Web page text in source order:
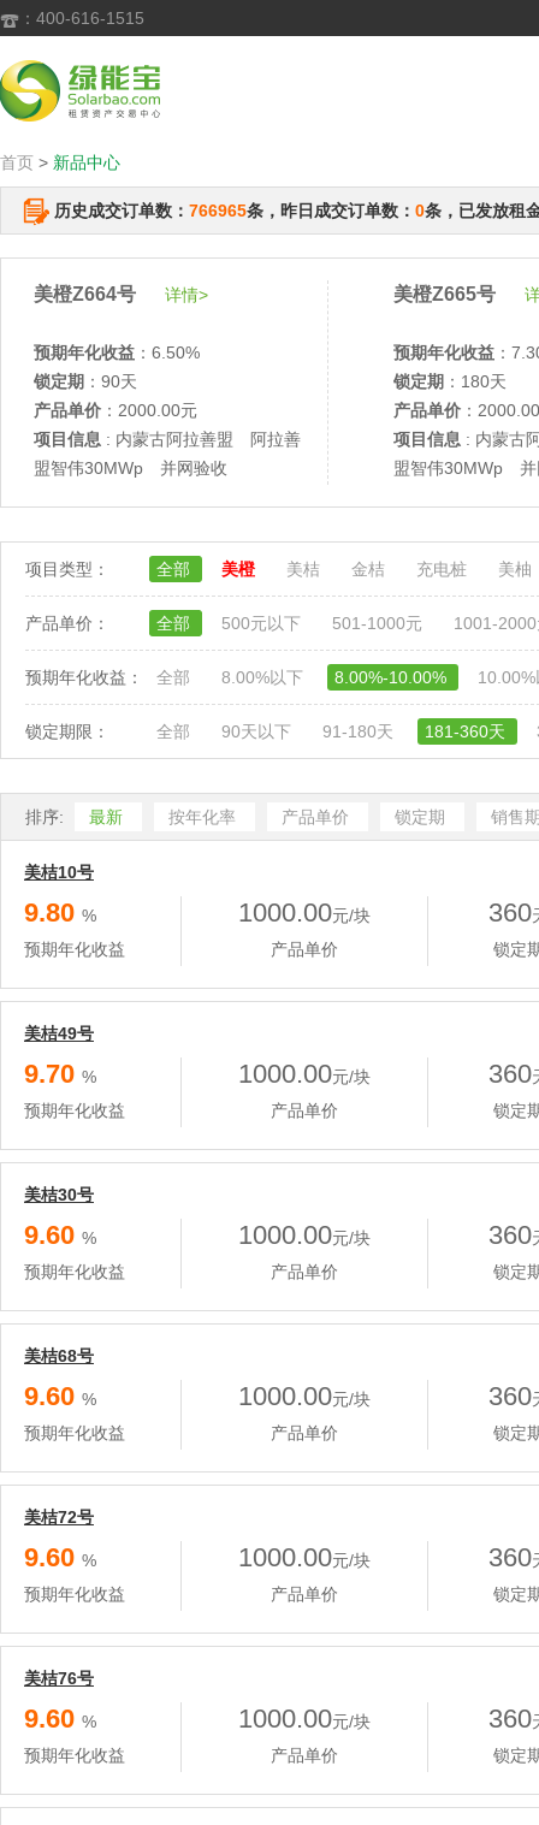
 ：400-616-1515
首页 > 新品中心
历史成交订单数： 766965条，昨日成交订单数： 0条，已发放租
美橙Z664号 详情>
预期年化收益 ：6.50%
锁定期 ：90天
产品单价 ：2000.00元
项目信息 : 内蒙古阿拉善盟 阿拉善
盟智伟30MWp 并网验收
美橙Z665号
预期年化收益 ：
锁定期 ：180天
产品单价 ：
项目信息 : 内蒙古
盟智伟30MWp 并
项目类型： 全部 美橙 美桔 金桔 充电桩 美柚
产品单价： 全部 500元以下 501-1000元 1001-
预期年化收益： 全部 8.00%以下 8.00%-10.00%
锁定期限： 全部 90天以下 91-180天 181-360天
排序: 最新 按年化率 产品单价 锁定期 销售
美桔10号
9.80 %
预期年化收益
1000.00元/块
产品单价
360
锁定
美桔49号
9.70 %
预期年化收益
1000.00元/块
产品单价
360
锁定
美桔30号
9.60 %
预期年化收益
1000.00元/块
产品单价
360
锁定
美桔68号
9.60 %
预期年化收益
1000.00元/块
产品单价
360
锁定
美桔72号
9.60 %
预期年化收益
1000.00元/块
产品单价
360
锁定
美桔76号
9.60 %
预期年化收益
1000.00元/块
产品单价
360
锁定